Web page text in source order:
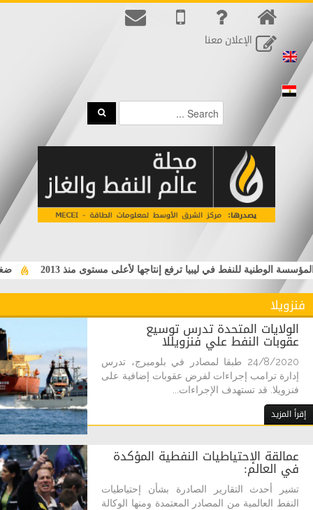
الإعلان معنا
الوطنية للنفط في ليبيا ترفع إنتاجها لأعلى مستوى منذ 2013
فنزويلا
الولايات المتحدة تدرس توسيع
عقوبات النفط علي فنزويللا
24/8/2020 طبقا لمصادر في بلومبرج، تدرس
إدارة ترامب إجراءات لفرض عقوبات إضافية على
فنزويلا. قد تستهدف الإجراءات...
إقرأ المزيد
عمالقة الإحتياطيات النفطية المؤكدة
في العالم:
تشير أحدث التقارير الصادرة بشأن إحتياطيات
النفط العالمية من المصادر المعتمدة ومنها الوكالة